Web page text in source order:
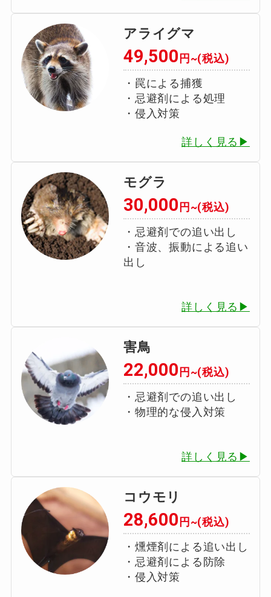
アライグマ
49,500 円~(税込)
・罠による捕獲
・忌避剤による処理
・侵入対策
詳しく見る▶
モグラ
30,000 円~(税込)
・忌避剤での追い出し
・音波、振動による追い
出し
詳しく見る▶
害鳥
22,000 円~(税込)
・忌避剤での追い出し
・物理的な侵入対策
詳しく見る▶
コウモリ
28,600 円~(税込)
・燻煙剤による追い出し
・忌避剤による防除
・侵入対策